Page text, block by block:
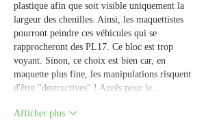
plastique afin que soit visible uniquement la
largeur des chenilles. Ainsi, les maquettistes
pourront peindre ces véhicules qui se
rapprocheront des PL17. Ce bloc est trop
voyant. Sinon, ce choix est bien car, en
maquette plus fine, les manipulations risquent
d'être "destructives" ! Aprés pour le…
Afficher plus